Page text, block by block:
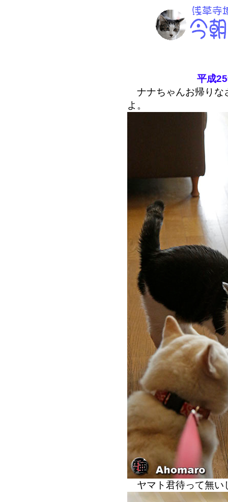
平成
ナナちゃんお帰りな
よ。
ヤマト君待って